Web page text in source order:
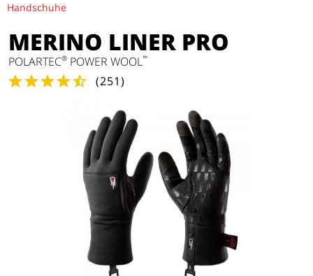
Handschuhe
MERINO LINER PRO
POLARTEC® POWER WOOL™
(251)